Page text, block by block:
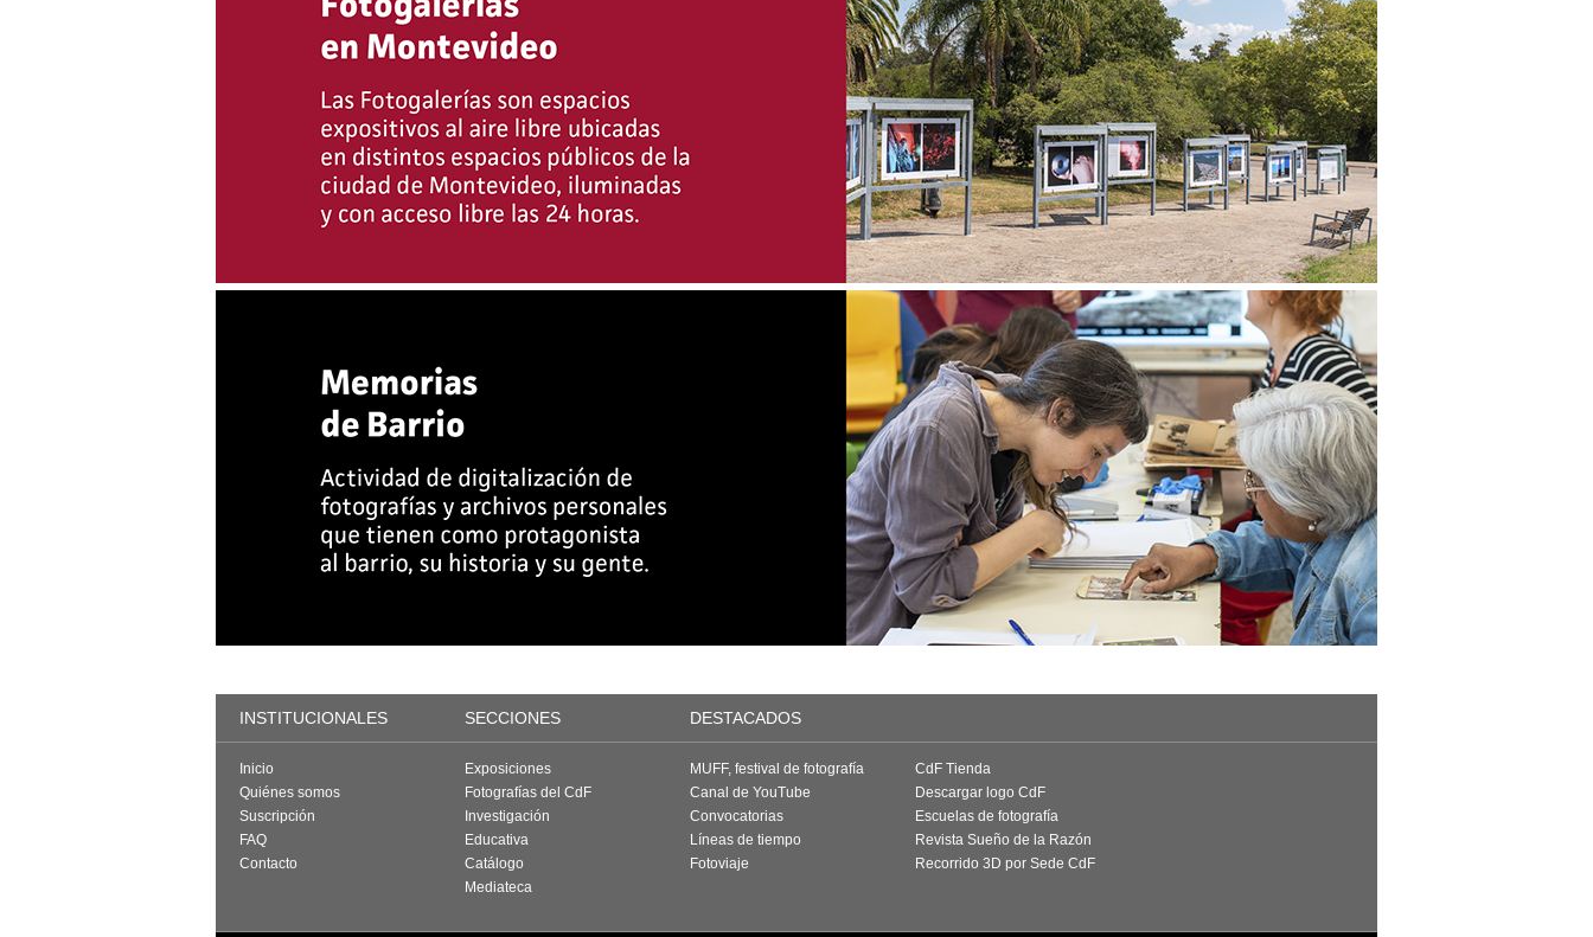
INSTITUCIONALES SECCIONES DESTACADOS
Inicio
Quiénes somos
Suscripción
FAQ
Contacto
Exposiciones
Fotografías del CdF
Investigación
Educativa
Catálogo
Mediateca
MUFF, festival de fotografía
Canal de YouTube
Convocatorias
Líneas de tiempo
Fotoviaje
CdF Tienda
Descargar logo CdF
Escuelas de fotografía
Revista Sueño de la Razón
Recorrido 3D por Sede CdF